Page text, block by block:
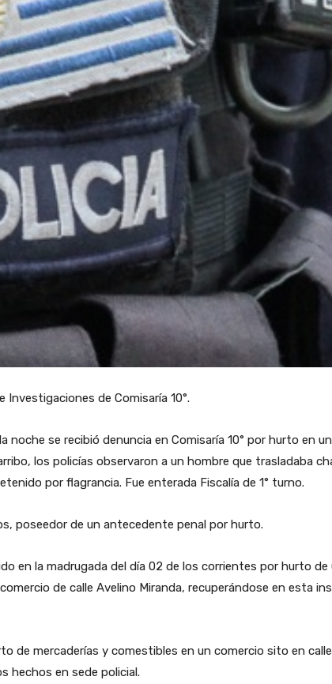
de Comisaría 10°.
noche se recibió denuncia en Comisaría 10° por hurto en
los policías observaron a un hombre que trasladaba
por flagrancia. Fue enterada Fiscalía de 1° turno.
poseedor de un antecedente penal por hurto.
en la madrugada del día 02 de los corrientes por hurto de
de calle Avelino Miranda, recuperándose en esta
de mercaderías y comestibles en un comercio sito en
hechos en sede policial.